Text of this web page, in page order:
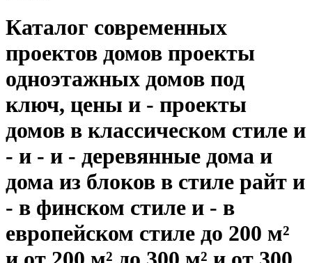
Каталог современных
проектов домов проекты
одноэтажных домов под
ключ, цены и - проекты
домов в классическом стиле и
- и - и - деревянные дома и
дома из блоков в стиле райт и
- в финском стиле и - в
европейском стиле до 200 м²